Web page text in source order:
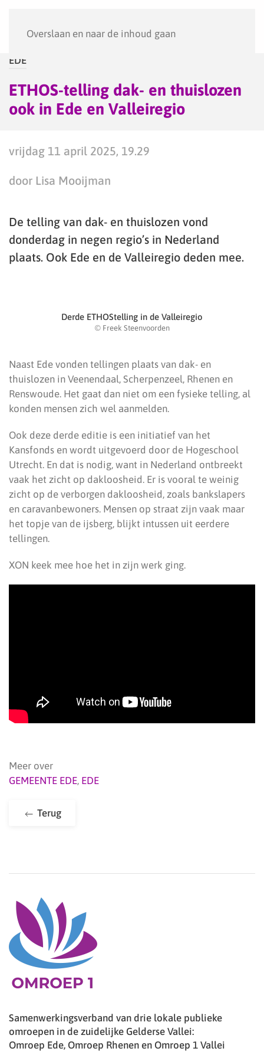
Overslaan en naar de inhoud gaan
EDE
ETHOS-telling dak- en thuislozen
ook in Ede en Valleiregio
vrijdag 11 april 2025, 19.29
door Lisa Mooijman
De telling van dak- en thuislozen vond
donderdag in negen regio’s in Nederland
plaats. Ook Ede en de Valleiregio deden mee.
Derde ETHOStelling in de Valleiregio
© Freek Steenvoorden
Naast Ede vonden tellingen plaats van dak- en
thuislozen in Veenendaal, Scherpenzeel, Rhenen en
Renswoude. Het gaat dan niet om een fysieke telling, al
konden mensen zich wel aanmelden.
Ook deze derde editie is een initiatief van het
Kansfonds en wordt uitgevoerd door de Hogeschool
Utrecht. En dat is nodig, want in Nederland ontbreekt
vaak het zicht op dakloosheid. Er is vooral te weinig
zicht op de verborgen dakloosheid, zoals bankslapers
en caravanbewoners. Mensen op straat zijn vaak maar
het topje van de ijsberg, blijkt intussen uit eerdere
tellingen.
XON keek mee hoe het in zijn werk ging.
Meer over
GEMEENTE EDE, EDE
Terug
Samenwerkingsverband van drie lokale publieke
omroepen in de zuidelijke Gelderse Vallei:
Omroep Ede, Omroep Rhenen en Omroep 1 Vallei